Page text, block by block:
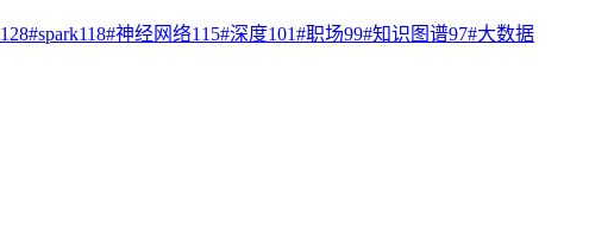
128#spark118#神经网络115#深度101#职场99#知识图谱97#大数据